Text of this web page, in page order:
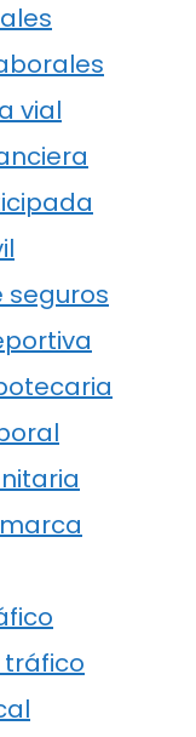
vial
seguros